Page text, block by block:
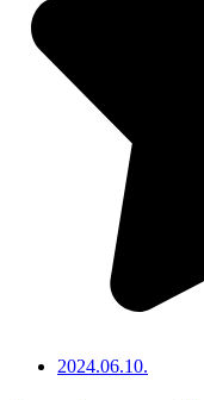
2024.06.10.